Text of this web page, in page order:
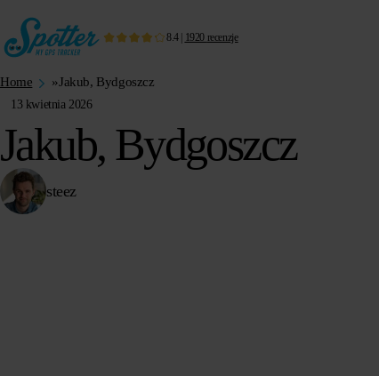
8.4| 1920 recenzje
Home »Jakub, Bydgoszcz
13 kwietnia 2026
Jakub, Bydgoszcz
steez